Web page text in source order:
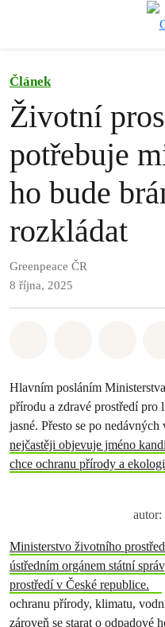
Článek
Životní
potřebuje
ho bude
rozkládat
Greenpeace ČR
8 října, 2025
Hlavním posláním
přírodu a zdravé prostředí pro
jasné. Přesto se po
nejčastěji objevuje jméno
chce ochranu přírody a
autor:
Ministerstvo životního
ústředním orgánem státní
prostředí v České republice.
ochranu přírody, klimatu,
zároveň se starat o odpadové